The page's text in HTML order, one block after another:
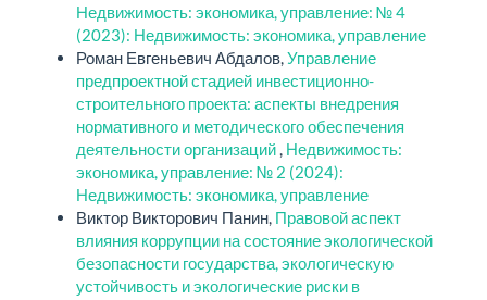
Недвижимость: экономика, управление: № 4
(2023): Недвижимость: экономика, управление
Роман Евгеньевич Абдалов,Управление
предпроектной стадией инвестиционно-
строительного проекта: аспекты внедрения
нормативного и методического обеспечения
деятельности организаций, Недвижимость:
экономика, управление: № 2 (2024):
Недвижимость: экономика, управление
Виктор Викторович Панин, Правовой аспект
влияния коррупции на состояние экологической
безопасности государства, экологическую
устойчивость и экологические риски в